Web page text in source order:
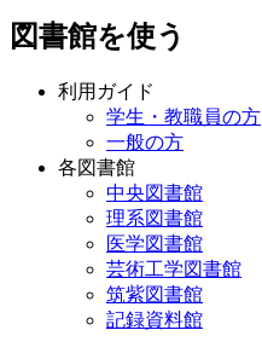
図書館を使う
利用ガイド
学生・教職員の方
一般の方
各図書館
中央図書館
理系図書館
医学図書館
芸術工学図書館
筑紫図書館
記録資料館